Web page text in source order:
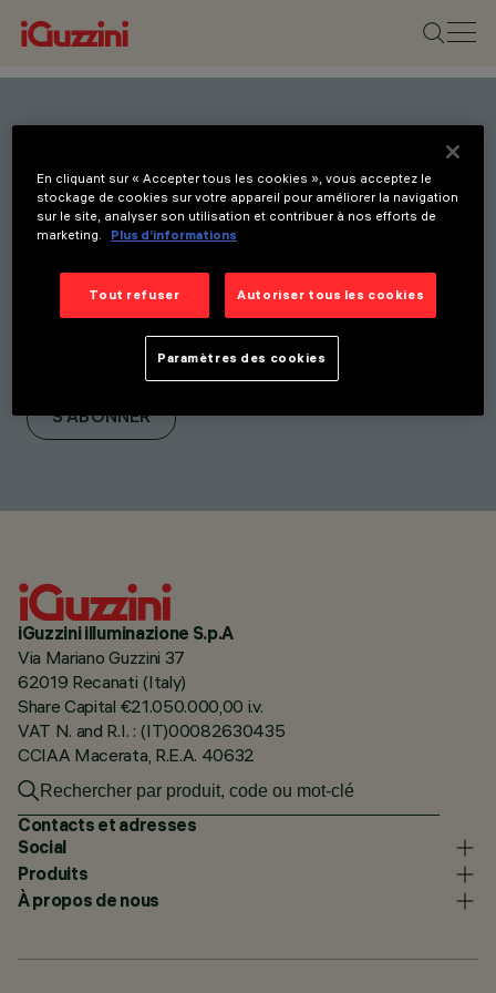
Restez informé(e) de nos
dernières innovations.
Abonnez-vous à notre
newsletter pour être
informé(e) de nos
nouveaux produits, salons
et initiatives.
S'ABONNER
iGuzzini illuminazione S.p.A
Via Mariano Guzzini 37
62019 Recanati (Italy)
Share Capital €21.050.000,00 i.v.
VAT N. and R.I. : (IT)00082630435
CCIAA Macerata, R.E.A. 40632
Contacts et adresses
Social
Produits
À propos de nous
En cliquant sur « Accepter tous les cookies », vous acceptez le
stockage de cookies sur votre appareil pour améliorer la navigation
sur le site, analyser son utilisation et contribuer à nos efforts de
marketing.
Plus d’informations
Tout refuser Autoriser tous les cookies
Paramètres des cookies